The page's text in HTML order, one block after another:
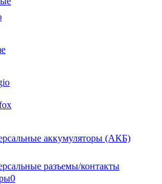
0
аккумуляторы (АКБ)
разъемы/контакты